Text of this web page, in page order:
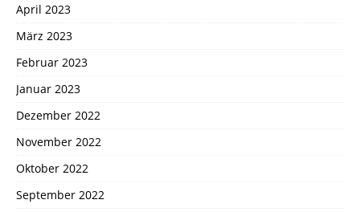
April 2023
März 2023
Februar 2023
Januar 2023
Dezember 2022
November 2022
Oktober 2022
September 2022